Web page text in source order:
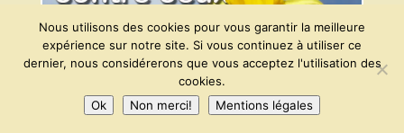
Nous utilisons des cookies pour vous garantir la meilleure
expérience sur notre site. Si vous continuez à utiliser ce
dernier, nous considérerons que vous acceptez l'utilisation des
cookies.
Ok
Non merci! Mentions légales